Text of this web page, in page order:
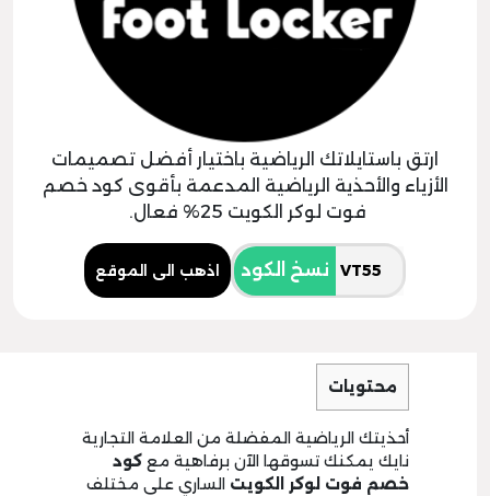
ارتق باستايلاتك الرياضية باختيار أفضل تصميمات
الأزياء والأحذية الرياضية المدعمة بأقوى كود خصم
فوت لوكر الكويت 25% فعال.
نسخ الكود اذهب الى الموقع
محتويات
أحذيتك الرياضية المفضلة من العلامة التجارية
نايك يمكنك تسوقها الآن برفاهية مع كود
خصم فوت لوكر
الكويت الساري على مختلف